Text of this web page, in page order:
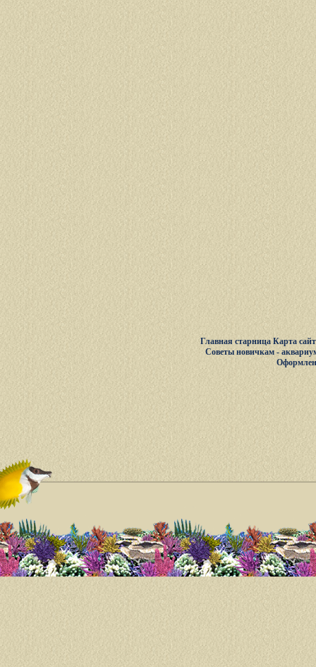
Главная старница Карта
Советы новичкам -